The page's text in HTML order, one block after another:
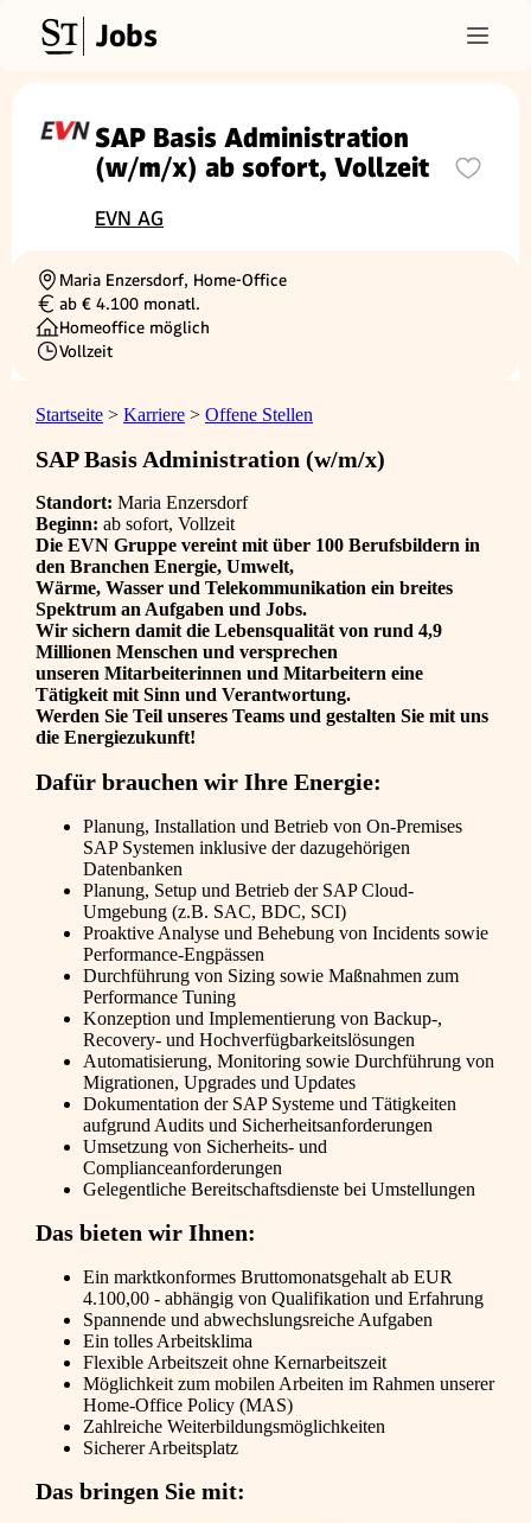
Jobs
SAP Basis Administration
(w/m/x) ab sofort, Vollzeit
EVN AG
Ortschaft
Maria Enzersdorf, Home-Office
Gehalt
ab € 4.100 monatl.
Homeoffice möglich
Beschäftigungsart
Vollzeit
Startseite > Karriere > Offene Stellen
SAP Basis Administration (w/m/x)
Standort: Maria Enzersdorf
Beginn: ab sofort, Vollzeit
Die EVN Gruppe vereint mit über 100 Berufsbildern in
den Branchen Energie, Umwelt,
Wärme, Wasser und Telekommunikation ein breites
Spektrum an Aufgaben und Jobs.
Wir sichern damit die Lebensqualität von rund 4,9
Millionen Menschen und versprechen
unseren Mitarbeiterinnen und Mitarbeitern eine
Tätigkeit mit Sinn und Verantwortung.
Werden Sie Teil unseres Teams und gestalten Sie mit uns
die Energiezukunft!
Dafür brauchen wir Ihre Energie:
Planung, Installation und Betrieb von On-Premises
SAP Systemen inklusive der dazugehörigen
Datenbanken
Planung, Setup und Betrieb der SAP Cloud-
Umgebung (z.B. SAC, BDC, SCI)
Proaktive Analyse und Behebung von Incidents sowie
Performance-Engpässen
Durchführung von Sizing sowie Maßnahmen zum
Performance Tuning
Konzeption und Implementierung von Backup-,
Recovery- und Hochverfügbarkeitslösungen
Automatisierung, Monitoring sowie Durchführung von
Migrationen, Upgrades und Updates
Dokumentation der SAP Systeme und Tätigkeiten
aufgrund Audits und Sicherheitsanforderungen
Umsetzung von Sicherheits- und
Complianceanforderungen
Gelegentliche Bereitschaftsdienste bei Umstellungen
Das bieten wir Ihnen:
Ein marktkonformes Bruttomonatsgehalt ab EUR
4.100,00 - abhängig von Qualifikation und Erfahrung
Spannende und abwechslungsreiche Aufgaben
Ein tolles Arbeitsklima
Flexible Arbeitszeit ohne Kernarbeitszeit
Möglichkeit zum mobilen Arbeiten im Rahmen unserer
Home-Office Policy (MAS)
Zahlreiche Weiterbildungsmöglichkeiten
Sicherer Arbeitsplatz
Das bringen Sie mit: